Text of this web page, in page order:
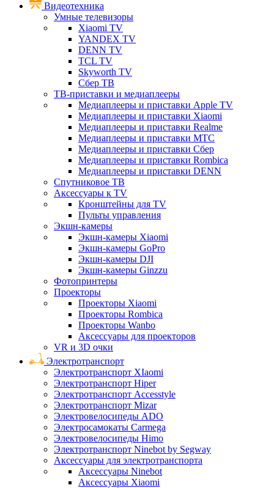
Видеотехника
Умные телевизоры
Xiaomi TV
YANDEX TV
DENN TV
TCL TV
Skyworth TV
Сбер ТВ
ТВ-приставки и медиаплееры
Медиаплееры и приставки Apple TV
Медиаплееры и приставки Xiaomi
Медиаплееры и приставки Realme
Медиаплееры и приставки МТС
Медиаплееры и приставки Сбер
Медиаплееры и приставки Rombica
Медиаплееры и приставки DENN
Спутниковое ТВ
Аксессуары к TV
Кронштейны для TV
Пульты управления
Экшн-камеры
Экшн-камеры Xiaomi
Экшн-камеры GoPro
Экшн-камеры DJI
Экшн-камеры Ginzzu
Фотопринтеры
Проекторы
Проекторы Xiaomi
Проекторы Rombica
Проекторы Wanbo
Аксессуары для проекторов
VR и 3D очки
Электротранспорт
Электротранспорт XIaomi
Электротранспорт Hiper
Электротранспорт Accesstyle
Электротранспорт Mizar
Электровелосипеды ADO
Электросамокаты Carmega
Электровелосипеды Himo
Электротранспорт Ninebot by Segway
Аксессуары для электротранспорта
Аксессуары Ninebot
Аксессуары Xiaomi